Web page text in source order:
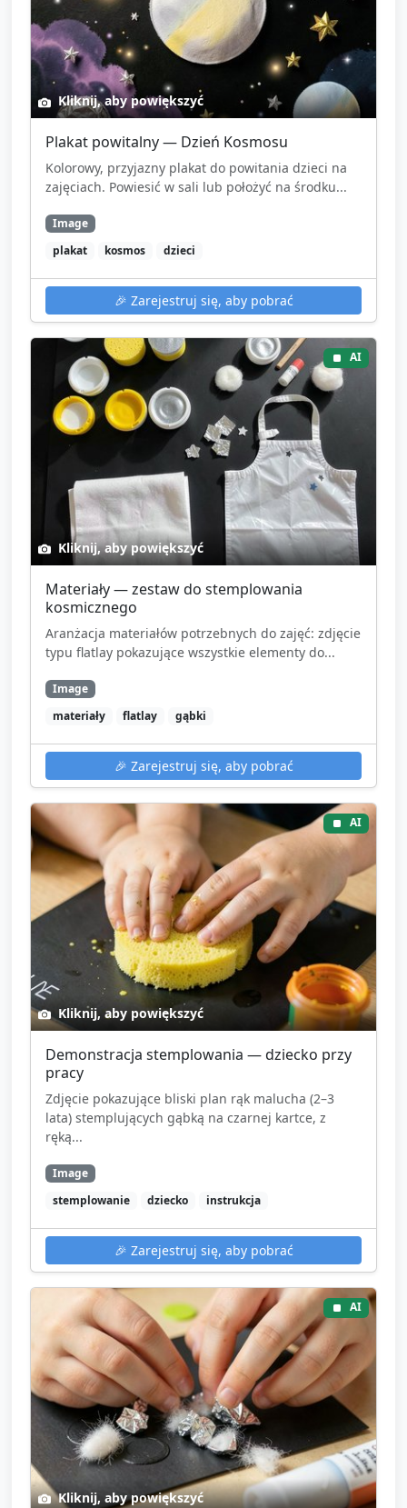
Kliknij, aby powiększyć
Plakat powitalny — Dzień Kosmosu
Kolorowy, przyjazny plakat do powitania dzieci na
zajęciach. Powiesić w sali lub położyć na środku...
Image
plakat
kosmos dzieci
🎉 Zarejestruj się, aby pobrać
AI
Kliknij, aby powiększyć
Materiały — zestaw do stemplowania
kosmicznego
Aranżacja materiałów potrzebnych do zajęć: zdjęcie
typu flatlay pokazujące wszystkie elementy do...
Image
materiały
flatlay gąbki
🎉 Zarejestruj się, aby pobrać
AI
Kliknij, aby powiększyć
Demonstracja stemplowania — dziecko przy
pracy
Zdjęcie pokazujące bliski plan rąk malucha (2–3
lata) stemplujących gąbką na czarnej kartce, z
ręką...
Image
stemplowanie
dziecko instrukcja
🎉 Zarejestruj się, aby pobrać
AI
Kliknij, aby powiększyć